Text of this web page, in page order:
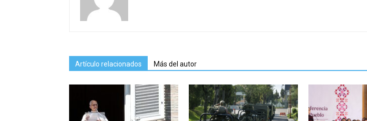
Artículo relacionados Más del autor